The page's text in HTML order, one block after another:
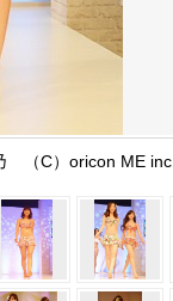
（C）oricon ME inc.